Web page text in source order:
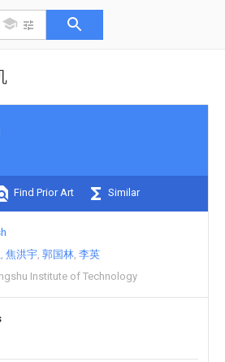
Find Prior Art Similar
焦洪宇 郭国林 李英
Institute of Technology